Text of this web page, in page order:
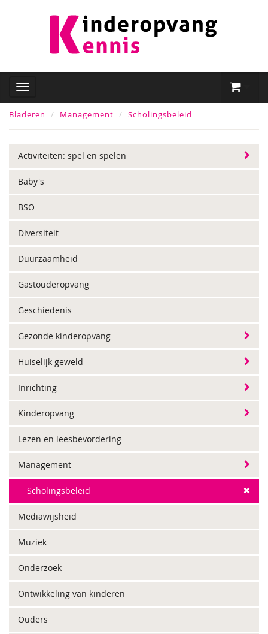
Bladeren Management Scholingsbeleid
Activiteiten: spel en spelen
Baby's
BSO
Diversiteit
Duurzaamheid
Gastouderopvang
Geschiedenis
Gezonde kinderopvang
Huiselijk geweld
Inrichting
Kinderopvang
Lezen en leesbevordering
Management
Scholingsbeleid
Mediawijsheid
Muziek
Onderzoek
Ontwikkeling van kinderen
Ouders